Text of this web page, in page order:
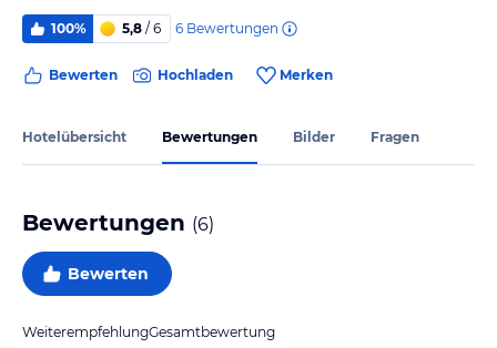
100% 5,8 / 6 6 Bewertungen
Bewerten Hochladen Merken
Hotelübersicht Bewertungen Bilder Fragen
Bewertungen (6)
Bewerten
WeiterempfehlungGesamtbewertung